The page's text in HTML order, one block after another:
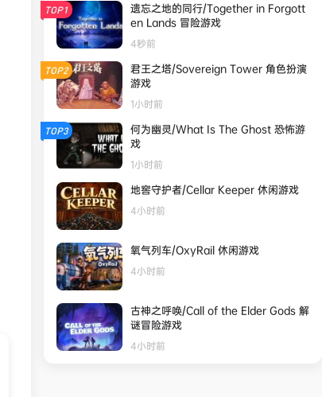
TOP1
遗忘之地的同行/Together in Forgott
en Lands 冒险游戏
4秒前
TOP2
君王之塔/Sovereign Tower 角色扮演
游戏
1小时前
TOP3
何为幽灵/What Is The Ghost 恐怖游
戏
1小时前
地窖守护者/Cellar Keeper 休闲游戏
4小时前
氧气列车/OxyRail 休闲游戏
4小时前
古神之呼唤/Call of the Elder Gods 解
谜冒险游戏
4小时前